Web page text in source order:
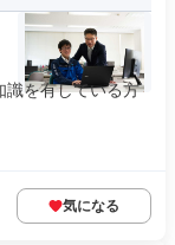
識を有している方
気になる